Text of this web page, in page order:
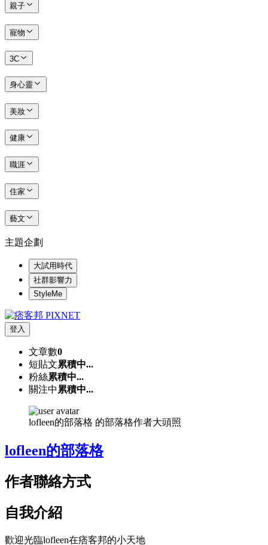
親子
寵物
3C
身心靈
美妝
健康
職涯
住家
藝文
主題企劃
大試用時代
社群影響力
StyleMe
登入
文章數0
短貼文累積中...
粉絲累積中...
關注中 累積中...
lofleen的部落格 的部落格作者大頭照
lofleen的部落格
作者聯絡方式
自我介紹
歡迎光臨lofleen在痞客邦的小天地